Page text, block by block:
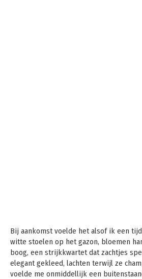
Bij aankomst voelde het alsof ik een
witte stoelen op het gazon, bloemen
boog, een strijkkwartet dat zachtjes
elegant gekleed, lachten terwijl ze
voelde me onmiddellijk een